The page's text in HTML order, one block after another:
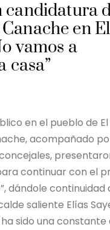
candidatura
en El
vamos a
casa”
en el pueblo de
acompañado
continuar con el
dándole continuidad
saliente Elías
sido una constante